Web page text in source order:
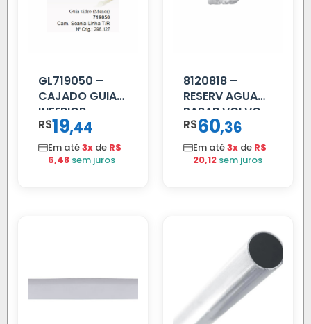
GL719050 –
CAJADO GUIA
INFERIOR
SCANIA T/R
112/113 MENOR
R$19,44
Em até3x de R$
6,48 sem juros
8120818 –
RESERV AGUA
PARAB VOLVO
EDC
R$60,36
Em até3x de R$
20,12 sem juros